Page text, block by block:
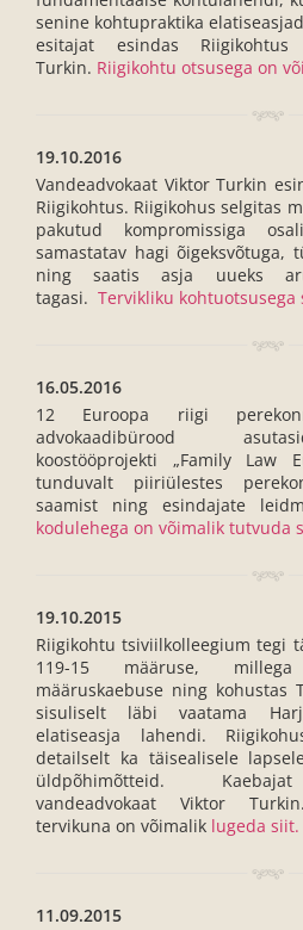
senine kohtupraktika
esitajat esindas Riigikohtus
Turkin. Riigikohtu otsusega on
19.10.2016
Vandeadvokaat Viktor Turkin
Riigikohtus. Riigikohus selgitas
pakutud kompromissiga
samastatav hagi õigeksvõtuga,
ning saatis asja uueks
tagasi. Tervikliku
16.05.2016
12 Euroopa riigi
advokaadibürood
koostööprojekti „Family Law
tunduvalt piiriülestes
saamist ning esindajate
kodulehega on võimalik tutvuda
19.10.2015
Riigikohtu tsiviilkolleegium tegi
119-15 määruse,
määruskaebuse ning kohustas
sisuliselt läbi vaatama
elatiseasja lahendi.
detailselt ka täisealisele
üldpõhimõtteid. Kaebajat
vandeadvokaat Viktor
tervikuna on võimalik lugeda siit.
11.09.2015